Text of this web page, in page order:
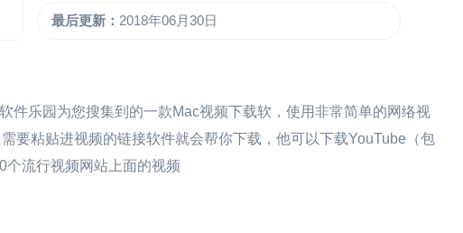
最后更新： 2018年06月30日
件乐园为您搜集到的一款Mac视频下载软，使用非常简单的网络视
要粘贴进视频的链接软件就会帮你下载，他可以下载YouTube（包
流行视频网站上面的视频